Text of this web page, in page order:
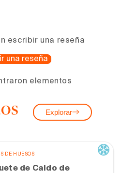
escribir una reseña
una reseña
elementos
Explorar
DE HUESOS
de Caldo de